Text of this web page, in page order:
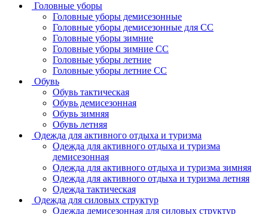
Головные уборы
Головные уборы демисезонные
Головные уборы демисезонные для СС
Головные уборы зимние
Головные уборы зимние СС
Головные уборы летние
Головные уборы летние СС
Обувь
Обувь тактическая
Обувь демисезонная
Обувь зимняя
Обувь летняя
Одежда для активного отдыха и туризма
Одежда для активного отдыха и туризма
демисезонная
Одежда для активного отдыха и туризма зимняя
Одежда для активного отдыха и туризма летняя
Одежда тактическая
Одежда для силовых структур
Одежда демисезонная для силовых структур